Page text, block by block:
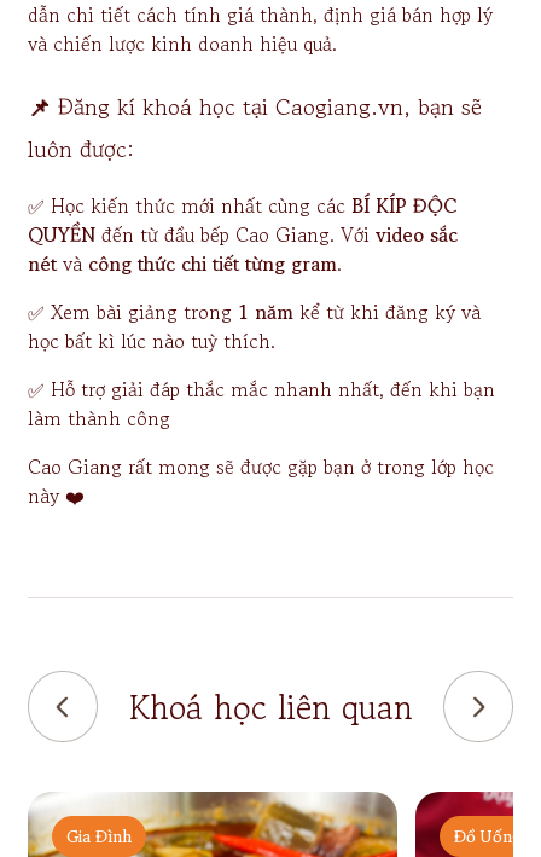
dẫn chi tiết cách tính giá thành, định giá bán hợp lý
và chiến lược kinh doanh hiệu quả.
📌 Đăng kí khoá học tại Caogiang.vn, bạn sẽ
luôn được:
✅ Học kiến thức mới nhất cùng các BÍ KÍP ĐỘC
QUYỀN đến từ đầu bếp Cao Giang. Với video sắc
nétvà công thức chi tiết từng gram.
✅ Xem bài giảng trong 1 năm kể từ khi đăng ký và
học bất kì lúc nào tuỳ thích.
✅ Hỗ trợ giải đáp thắc mắc nhanh nhất, đến khi bạn
làm thành công
Cao Giang rất mong sẽ được gặp bạn ở trong lớp học
này ❤️
Khoá học liên quan
Gia Đình Đồ Uống